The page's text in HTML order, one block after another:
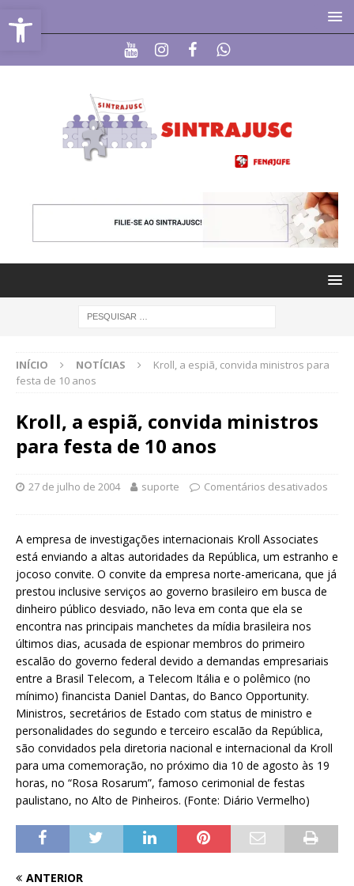
Abrir a barra de ferramentas
INÍCIO NOTÍCIAS
Kroll, a espiã, convida ministros para
festa de 10 anos
Kroll, a espiã, convida ministros
para festa de 10 anos
27 de julho de 2004 suporte Comentários desativados
A empresa de investigações internacionais Kroll Associates
está enviando a altas autoridades da República, um estranho e
jocoso convite. O convite da empresa norte-americana, que já
prestou inclusive serviços ao governo brasileiro em busca de
dinheiro público desviado, não leva em conta que ela se
encontra nas principais manchetes da mídia brasileira nos
últimos dias, acusada de espionar membros do primeiro
escalão do governo federal devido a demandas empresariais
entre a Brasil Telecom, a Telecom Itália e o polêmico (no
mínimo) financista Daniel Dantas, do Banco Opportunity.
Ministros, secretários de Estado com status de ministro e
personalidades do segundo e terceiro escalão da República,
são convidados pela diretoria nacional e internacional da Kroll
para uma comemoração, no próximo dia 10 de agosto às 19
horas, no “Rosa Rosarum”, famoso cerimonial de festas
paulistano, no Alto de Pinheiros. (Fonte: Diário Vermelho)
ANTERIOR